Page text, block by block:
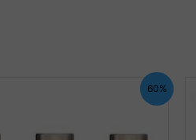
60%